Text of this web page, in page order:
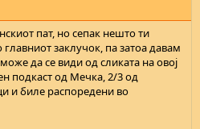
пат, но сепак нешто ти
заклучок, па затоа давам
да се види од сликата на овој
подкаст од Мечка, 2/3 од
и биле распоредени во